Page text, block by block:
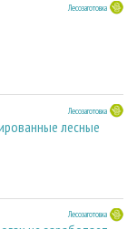
Лесозаготовка
Лесозаготовка
лесные
Лесозаготовка